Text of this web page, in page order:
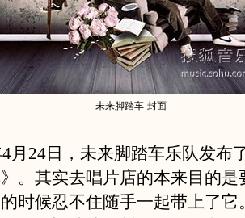
未来脚踏车-封面
24日，未来脚踏车乐队发布
。其实去唱片店的本来目的是
时候忍不住随手一起带上了它